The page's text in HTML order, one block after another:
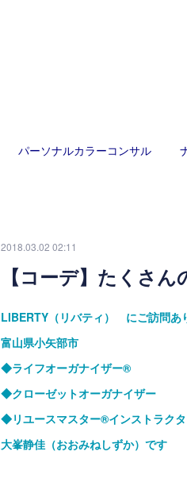
パーソナルカラーコンサル
2018.03.02 02:11
【コーデ】たくさ
LIBERTY（リバティ） にご訪問あ
富山県小矢部市
◆ライフオーガナイザー®
◆クローゼットオーガナイザー
◆リユースマスター®インストラク
大峯静佳（おおみねしずか）です